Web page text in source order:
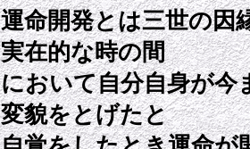
運命開発とは三世の因
実在的な時の間
において自分自身が今
変貌をとげたと